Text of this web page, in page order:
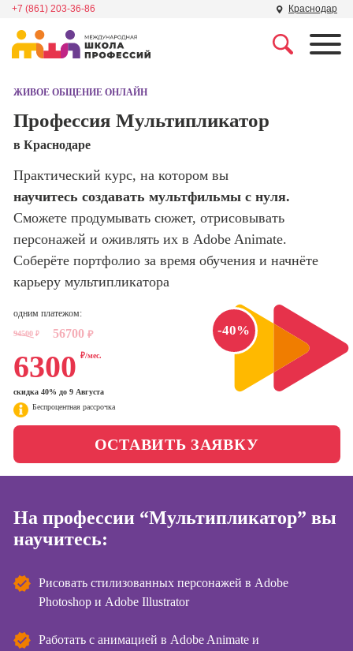
+7 (861) 203-36-86 Краснодар
Школа дизайна
программирования
Школа психологии
Школа актерского
мастерства
Школа бизнеса и
управления
Фотошкола
Школа медиа
поисковой
сайтов)
Профессия
Интернет-
маркетолог
маркетингу в
социальных
сетях (SMM-
менеджер)
Профессия
Курсы
созданию
поисковой
ЖИВОЕ ОБЩЕНИЕ ОНЛАЙН
Профессия Мультипликатор
в Краснодаре
Практический курс, на котором вы
научитесь создавать мультфильмы с нуля.
Сможете продумывать сюжет, отрисовывать
персонажей и оживлять их в Adobe Animate.
Соберёте портфолио за время обучения и начнёте
карьеру мультипликатора
-40%
одним платежом:
94500 ₽ 56700 ₽
6300 ₽/мес.
скидка 40% до 9 Августа
Беспроцентная рассрочка
ОСТАВИТЬ ЗАЯВКУ
На профессии “Мультипликатор” вы
научитесь:
Рисовать стилизованных персонажей в Adobe
Photoshop и Adobe Illustrator
Работать с анимацией в Adobe Animate и